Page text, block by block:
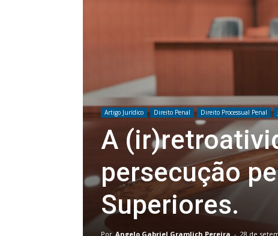
Artigo Jurídico Direito Penal Direito Processual Penal
A
persecução
Superiores.
Por Angelo Gabriel Gramlich Pereira - 28 de